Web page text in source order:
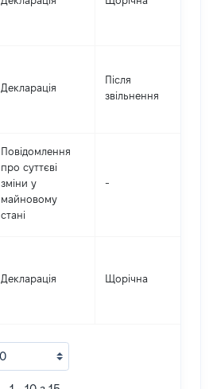
Декларація
Після
звільнення
Повідомлення
про суттєві
зміни y
майновому
стані
-
Декларація Щорічна